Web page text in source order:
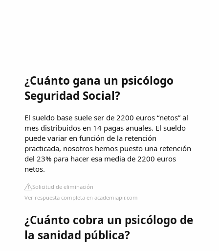
¿Cuánto gana un psicólogo
Seguridad Social?
El sueldo base suele ser de 2200 euros “netos” al
mes distribuidos en 14 pagas anuales. El sueldo
puede variar en función de la retención
practicada, nosotros hemos puesto una retención
del 23% para hacer esa media de 2200 euros
netos.
Solicitud de eliminación
Ver respuesta completa en academiapir.com
¿Cuánto cobra un psicólogo de
la sanidad pública?